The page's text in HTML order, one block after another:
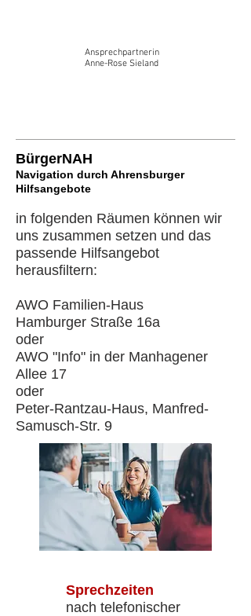
Ansprechpartnerin
Anne-Rose Sieland
BürgerNAH
Navigation durch Ahrensburger
Hilfsangebote
in folgenden Räumen können wir
uns zusammen setzen und das
passende Hilfsangebot
herausfiltern:
AWO Familien-Haus
Hamburger Straße 16a
oder
AWO "Info" in der Manhagener
Allee 17
oder
Peter-Rantzau-Haus, Manfred-
Samusch-Str. 9
Sprechzeiten
nach telefonischer